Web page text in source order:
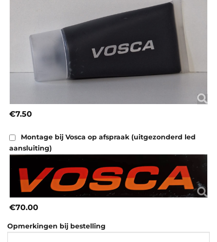
€7.50
Montage bij Vosca op afspraak (uitgezonderd led
aansluiting)
€70.00
Opmerkingen bij bestelling